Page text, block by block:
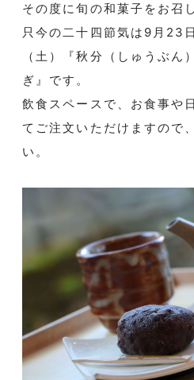
その度に旬の和菓子をお召
只今の二十四節気は9月23
（土）『秋分（しゅうぶん
ぎ』です。
飲食スペースで、お食事や
てご注文いただけますので
い。